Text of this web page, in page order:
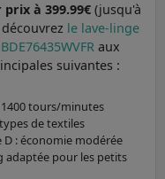
à 399.99€(jusqu'à
le lave-linge
aux
suivantes :
tours/minutes
de textiles
D : économie modérée
adaptée pour les petits